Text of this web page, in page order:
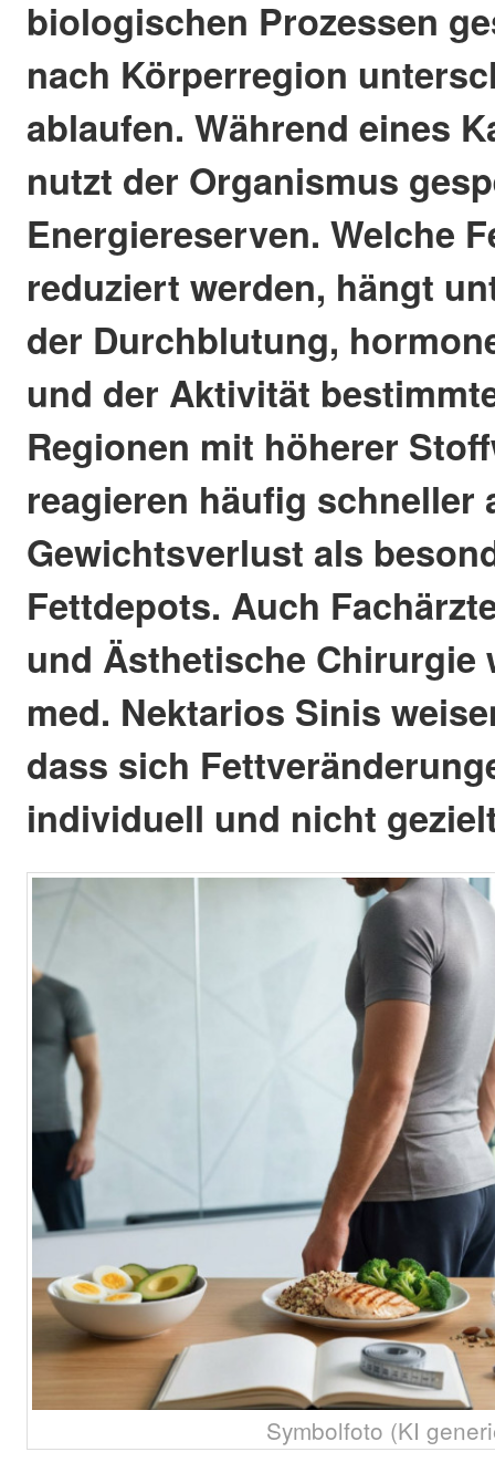
biologischen Prozessen
nach Körperregion
ablaufen. Während eines
nutzt der Organismus
Energiereserven. Welche
reduziert werden, hängt
der Durchblutung,
und der Aktivität
Regionen mit höherer
reagieren häufig schneller
Gewichtsverlust als
Fettdepots. Auch
und Ästhetische Chirurgie
med. Nektarios Sinis
dass sich
individuell und nicht
Symbolfoto (KI